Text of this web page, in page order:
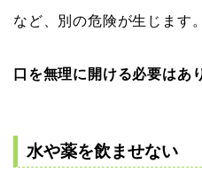
など、別の危険が生じます。
口を無理に開ける必要はあ
水や薬を飲ませない